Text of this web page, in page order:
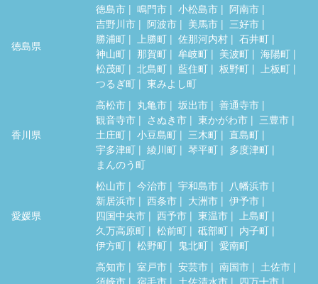
徳島県
徳島市 鳴門市 小松島市
阿南市
吉野川市
阿波市 美馬市
三好市
勝浦町
上勝町 佐那河内村
石井町
神山町
那賀町 牟岐町 美波町
海陽町
松茂町
北島町 藍住町 板野町
上板町
つるぎ町
東みよし町
香川県
高松市 丸亀市 坂出市
善通寺市
観音寺市
さぬき市 東かがわ市
三豊市
土庄町
小豆島町 三木町
直島町
宇多津町
綾川町 琴平町
多度津町
まんのう町
愛媛県
松山市 今治市 宇和島市
八幡浜市
新居浜市
西条市 大洲市
伊予市
四国中央市
西予市 東温市
上島町
久万高原町
松前町 砥部町
内子町
伊方町
松野町 鬼北町 愛南町
高知市 室戸市 安芸市 南国市
土佐市
須崎市
宿毛市 土佐清水市
四万十市